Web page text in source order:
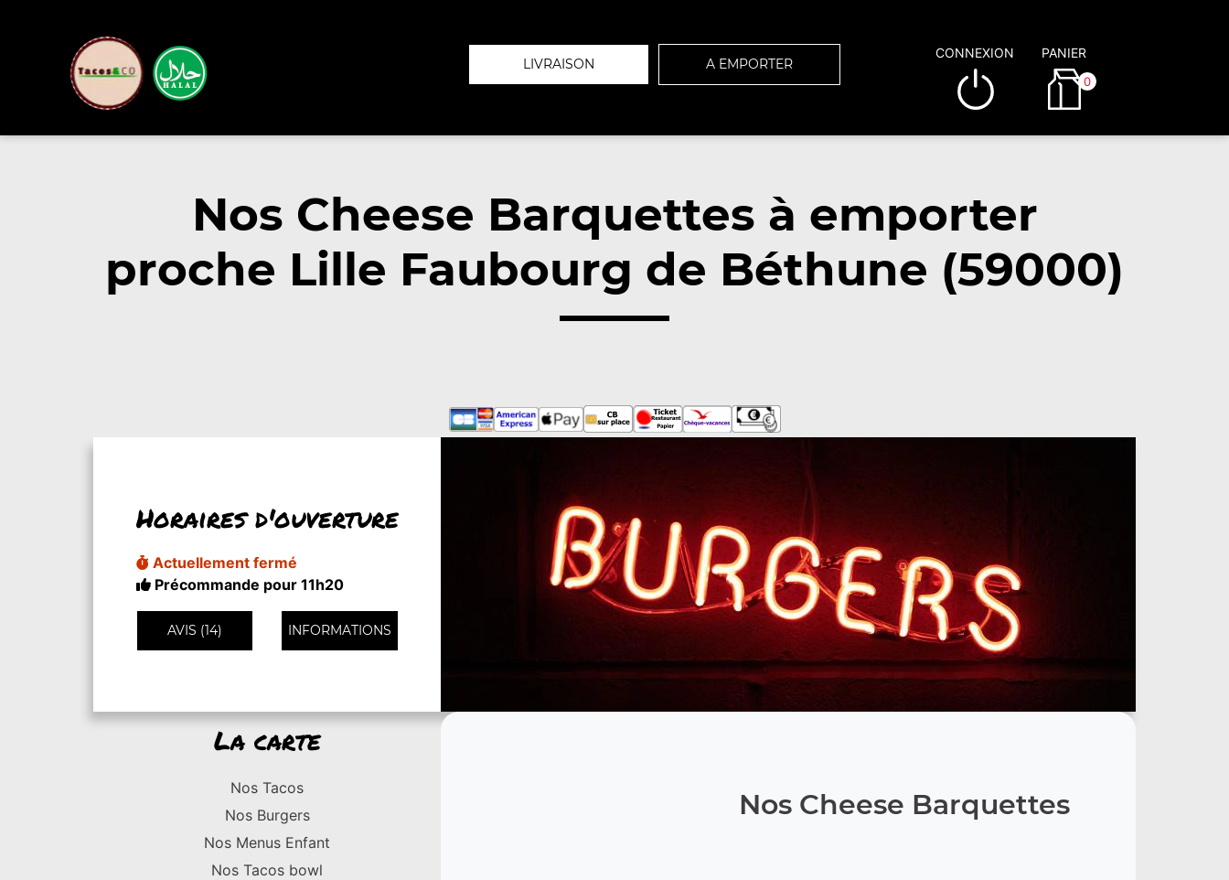
LIVRAISON A EMPORTER
CONNEXION PANIER
0
Nos Cheese Barquettes à emporter
proche Lille Faubourg de Béthune (59000)
Horaires d'ouverture
Actuellement fermé
Précommande pour 11h20
AVIS (14) INFORMATIONS
La carte
Nos Tacos
Nos Burgers
Nos Menus Enfant
Nos Tacos bowl
Nos Cheese Barquettes